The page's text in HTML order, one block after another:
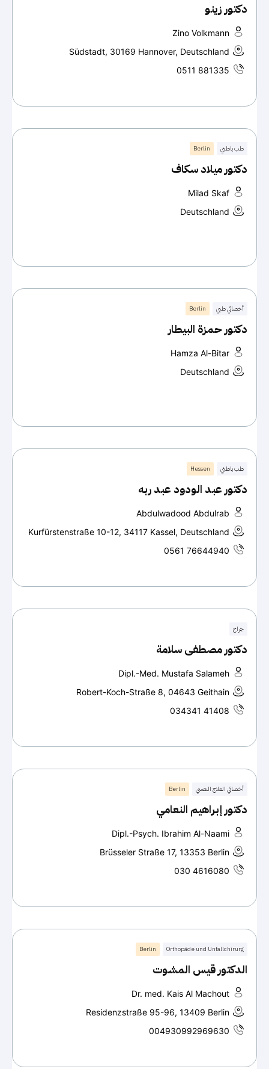
دكتور زينو
Zino Volkmann
Südstadt, 30169 Hannover, Deutschland
0511 881335
طب باطني Berlin
دكتور ميلاد سكاف
Milad Skaf
Deutschland
أخصائي طبي Berlin
دكتور حمزة البيطار
Hamza Al-Bitar
Deutschland
طب باطني Hessen
دكتور عبد الودود عبد ربه
Abdulwadood Abdulrab
Kurfürstenstraße 10-12, 34117 Kassel, Deutschland
0561 76644940
جراح
دكتور مصطفى سلامة
Dipl.-Med. Mustafa Salameh
Robert-Koch-Straße 8, 04643 Geithain
034341 41408
أخصائي العلاج النفسي Berlin
دكتور إبراهيم النعامي
Dipl.-Psych. Ibrahim Al-Naami
Brüsseler Straße 17, 13353 Berlin
030 4616080
Orthopäde und Unfallchirurg
Berlin
الدكتور قيس المشوت
Dr. med. Kais Al Machout
Residenzstraße 95-96, 13409 Berlin
004930992969630